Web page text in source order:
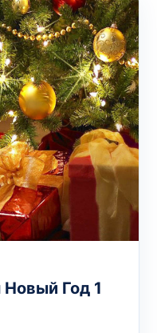
Год 1